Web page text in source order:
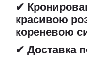
✔
красивою
кореневою
✔ Доставка